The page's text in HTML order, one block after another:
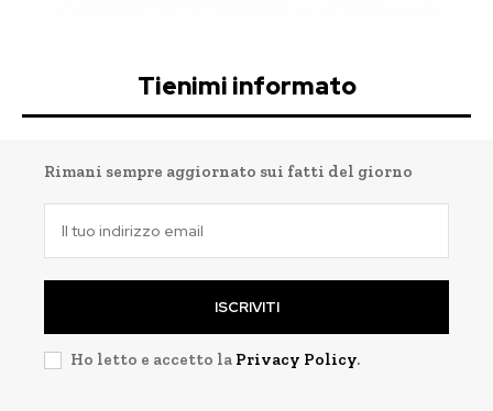
Tienimi informato
Rimani sempre aggiornato sui fatti del giorno
ISCRIVITI
Ho letto e accetto la Privacy Policy.